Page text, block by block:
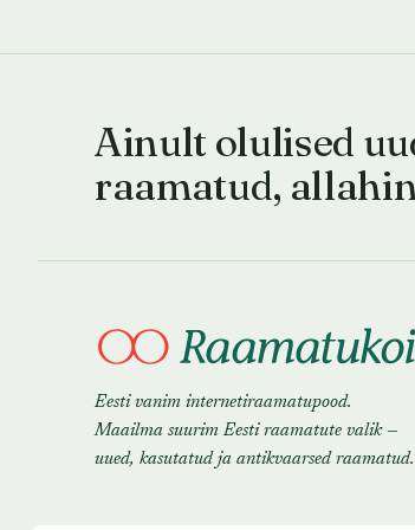
Ainult olulised
raamatud,
Eesti vanim internetiraamatupood.
Maailma suurim Eesti raamatute valik —
uued, kasutatud ja antikvaarsed raamatud.